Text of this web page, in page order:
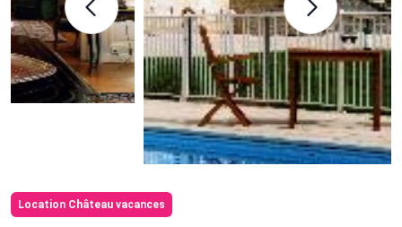
Location Château vacances